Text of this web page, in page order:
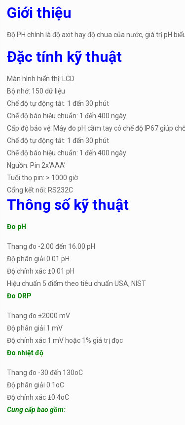
Giới thiệu
Độ PH chính là độ axit hay độ chua của nước, giá trị pH
Đặc tính kỹ thuật
Màn hình hiển thị: LCD
Bộ nhớ: 150 dữ liệu
Chế độ tự động tắt: 1 đến 30 phút
Chế độ báo hiệu chuẩn: 1 đến 400 ngày
Cấp độ bảo vệ: Máy đo pH cầm tay có chế độ IP67 giúp
Chế độ tự động tắt: 1 đến 30 phút
Chế độ báo hiệu chuẩn: 1 đến 400 ngày
Nguồn: Pin 2x’AAA’
Tuổi thọ pin: > 1000 giờ
Cổng kết nối: RS232C
Thông số kỹ thuật
Đo pH
Thang đo -2.00 đến 16.00 pH
Độ phân giải 0.01 pH
Độ chính xác ±0.01 pH
Hiệu chuẩn 5 điểm theo tiêu chuẩn USA, NIST
Đo ORP
Thang đo ±2000 mV
Độ phân giải 1 mV
Độ chính xác 1 mV hoặc 1% giá trị đọc
Đo nhiệt độ
Thang đo -30 đến 130oC
Độ phân giải 0.1oC
Độ chính xác ±0.4oC
Cung cấp bao gồm: